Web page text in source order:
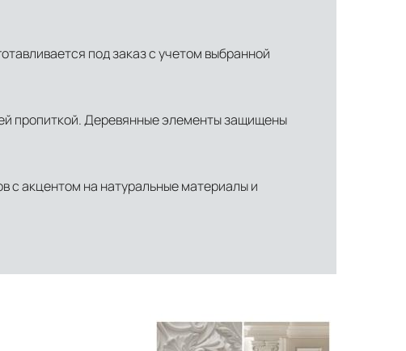
под заказ с учетом выбранной
пропиткой. Деревянные элементы защищены
с акцентом на натуральные материалы и